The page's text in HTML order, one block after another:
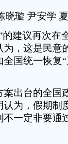
晓璇 尹安学
建议再次在
，这是民意
国统一恢复
出台的全国
为，假期制
一定非要通